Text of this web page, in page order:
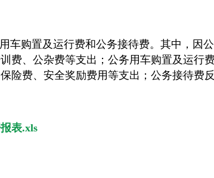
车购置及运行费和公务接待费。其中，因
费、公杂费等支出；公务用车购置及运行
险费、安全奖励费用等支出；公务接待费
表.xls